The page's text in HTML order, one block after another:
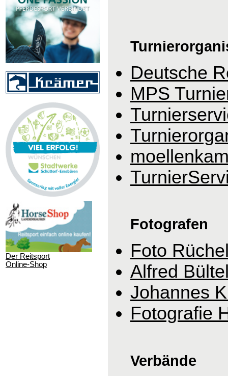
Der Reitsport
Online-Shop
Deutsche
MPS
Fotografen
Foto
Alfred
Johannes
Fotografie
Verbände